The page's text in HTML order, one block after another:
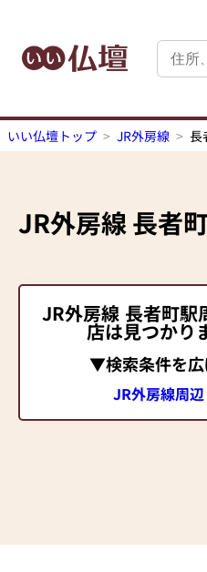
いい仏壇トップ JR外房線 長
JR外房線長者
JR外房線 長者町駅
店は見つかり
▼検索条件を広
JR外房線周